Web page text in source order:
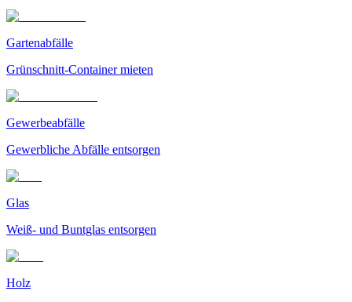
Gartenabfälle
Grünschnitt-Container mieten
Gewerbeabfälle
Gewerbliche Abfälle entsorgen
Glas
Weiß- und Buntglas entsorgen
Holz